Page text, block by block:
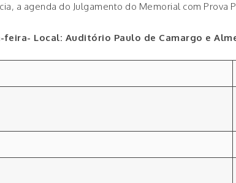
a agenda do Julgamento do Memorial com
feira- Local: Auditório Paulo de Camargo e